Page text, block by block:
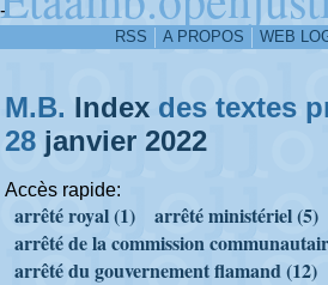
-
RSS A PROPOS WEB
M.B. Index des textes
28 janvier 2022
Accès rapide:
arrêté royal (1) arrêté ministériel (5)
arrêté de la commission
arrêté du gouvernement flamand (12)